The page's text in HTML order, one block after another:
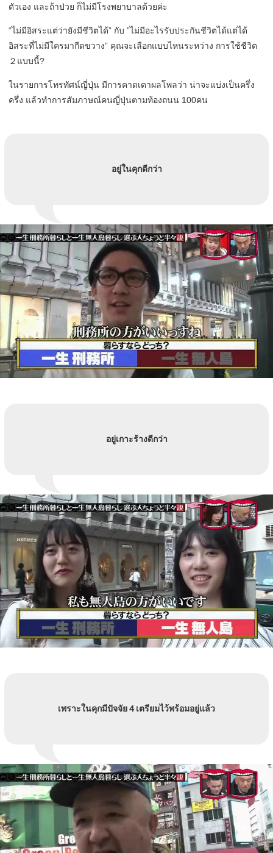
ตัวเอง และถ้าป่วย ก็ไม่มีโรงพยาบาลด้วยค่ะ
“ไม่มีอิสระแต่ว่ายังมีชีวิตได้” กับ ”ไม่มีอะไรรับประกันชีวิตได้แต่ได้
อิสระที่ไม่มีใครมากีดขวาง” คุณจะเลือกแบบไหนระหว่าง การใช้ชีวิต
２แบบนี้?
ในรายการโทรทัศน์ญี่ปุ่น มีการคาดเดาผลโพลว่า น่าจะแบ่งเป็นครึ่ง
ครึ่ง แล้วทำการสัมภาษณ์คนญี่ปุ่นตามท้องถนน 100คน
อยู่ในคุกดีกว่า
อยู่เกาะร้างดีกว่า
เพราะในคุกมีปัจจัย４เตรียมไว้พร้อมอยู่แล้ว